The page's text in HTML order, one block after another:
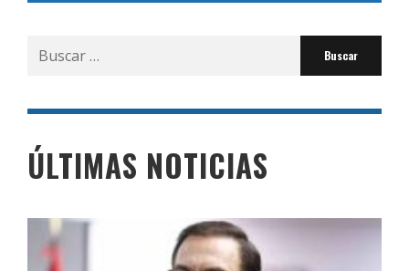
Buscar
por:
ÚLTIMAS NOTICIAS